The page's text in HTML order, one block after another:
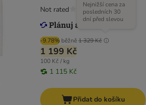
-9.78% běžně1 329 Kč
Nejnižší cena za
posledních 30
dní před slevou
1 199 Kč
100 Kč / kg
1 115 Kč
Not rated
Přidat do košíku